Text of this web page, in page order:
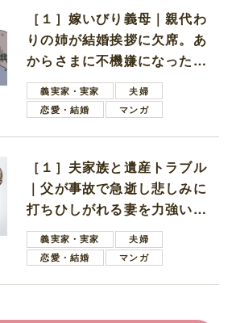
［１］嫁いびり義母｜親代わ
りの姉が結婚挨拶に欠席。あ
からさまに不機嫌になった義
母義実家・実家
夫婦
恋愛・結婚
マンガ
［１］夫家族と遺産トラブル
｜父が事故で急逝し悲しみに
打ちひしがれる妻を力強い言
葉で励ます夫
義実家・実家
夫婦
恋愛・結婚
マンガ